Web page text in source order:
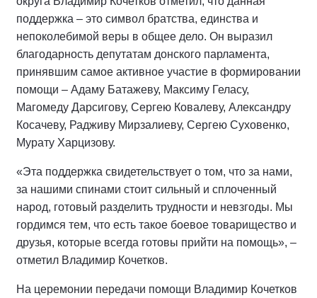
поддержка – это символ братства, единства и
непоколебимой веры в общее дело. Он выразил
благодарность депутатам донского парламента,
принявшим самое активное участие в формировании
помощи – Адаму Батажеву, Максиму Геласу,
Магомеду Дарсигову, Сергею Ковалеву, Александру
Косачеву, Радживу Мирзалиеву, Сергею Суховенко,
Мурату Харцизову.
«Эта поддержка свидетельствует о том, что за нами,
за нашими спинами стоит сильный и сплоченный
народ, готовый разделить трудности и невзгоды. Мы
гордимся тем, что есть такое боевое товарищество и
друзья, которые всегда готовы прийти на помощь», –
отметил Владимир Кочетков.
На церемонии передачи помощи Владимир Кочетков